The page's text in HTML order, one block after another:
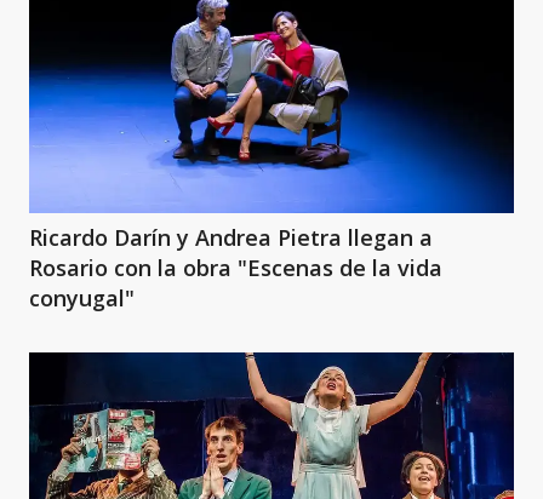
Ricardo Darín y Andrea Pietra llegan a
Rosario con la obra "Escenas de la vida
conyugal"